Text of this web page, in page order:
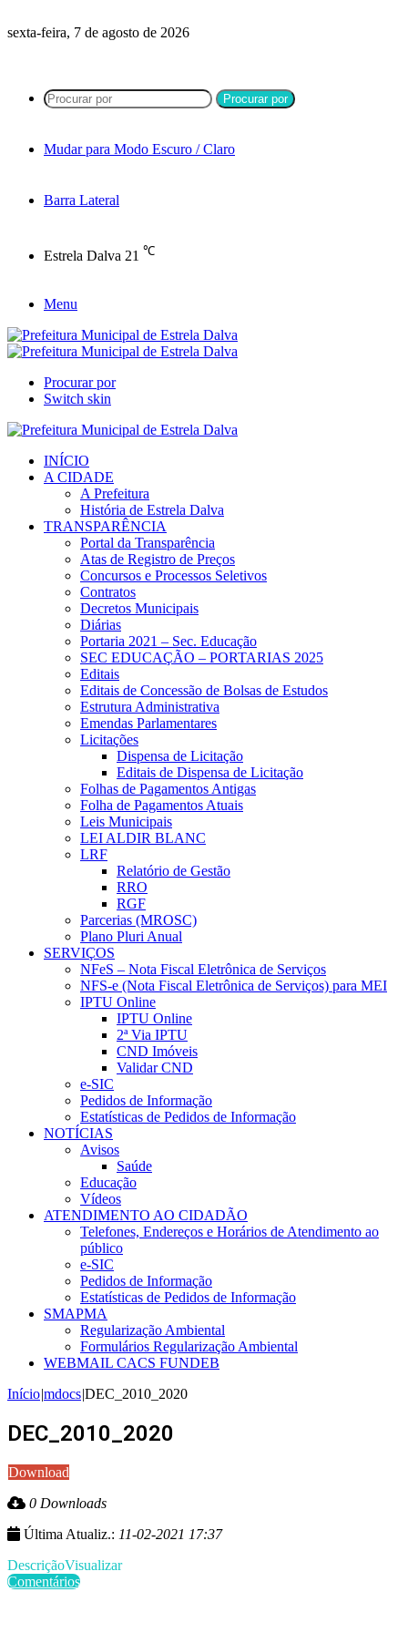
sexta-feira, 7 de agosto de 2026
Procurar por
Mudar para Modo Escuro / Claro
Barra Lateral
Estrela Dalva 21 ℃
Menu
Procurar por
Switch skin
INÍCIO
A CIDADE
A Prefeitura
História de Estrela Dalva
TRANSPARÊNCIA
Portal da Transparência
Atas de Registro de Preços
Concursos e Processos Seletivos
Contratos
Decretos Municipais
Diárias
Portaria 2021 – Sec. Educação
SEC EDUCAÇÃO – PORTARIAS 2025
Editais
Editais de Concessão de Bolsas de Estudos
Estrutura Administrativa
Emendas Parlamentares
Licitações
Dispensa de Licitação
Editais de Dispensa de Licitação
Folhas de Pagamentos Antigas
Folha de Pagamentos Atuais
Leis Municipais
LEI ALDIR BLANC
LRF
Relatório de Gestão
RRO
RGF
Parcerias (MROSC)
Plano Pluri Anual
SERVIÇOS
NFeS – Nota Fiscal Eletrônica de Serviços
NFS-e (Nota Fiscal Eletrônica de Serviços) para MEI
IPTU Online
IPTU Online
2ª Via IPTU
CND Imóveis
Validar CND
e-SIC
Pedidos de Informação
Estatísticas de Pedidos de Informação
NOTÍCIAS
Avisos
Saúde
Educação
Vídeos
ATENDIMENTO AO CIDADÃO
Telefones, Endereços e Horários de Atendimento ao
público
e-SIC
Pedidos de Informação
Estatísticas de Pedidos de Informação
SMAPMA
Regularização Ambiental
Formulários Regularização Ambiental
WEBMAIL CACS FUNDEB
Início|mdocs|DEC_2010_2020
DEC_2010_2020
Download
0 Downloads
Última Atualiz.: 11-02-2021 17:37
DescriçãoVisualizar
Comentários